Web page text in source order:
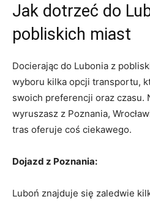
Jak dotrzeć do
pobliskich miast
Docierając do Lubonia z
wyboru kilka opcji transportu,
swoich preferencji oraz czasu.
wyruszasz z Poznania,
tras oferuje coś ciekawego.
Dojazd z Poznania:
Luboń znajduje się zaledwie